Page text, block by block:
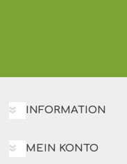
INFORMATION
MEIN KONTO